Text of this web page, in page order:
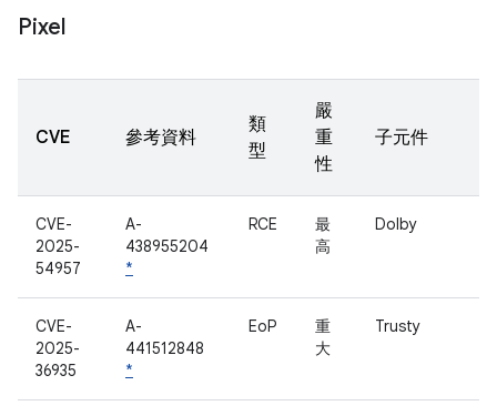
Pixel
CVE 參考資料
類
型
嚴
重
性
子元件
CVE-
2025-
54957
A-
438955204
*
RCE
最
高
Dolby
CVE-
2025-
36935
A-
441512848
*
EoP
重
大
Trusty